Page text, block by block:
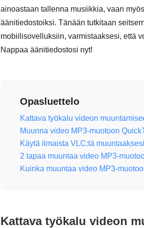
ainoastaan tallenna musiikkia, vaan
äänitiedostoiksi. Tänään tutkitaan
mobiilisovelluksiin, varmistaaksesi, että
Nappaa äänitiedostosi nyt!
Opasluettelo
Kattava työkalu videon
Muunna video MP3-muotoon
Käytä ilmaista VLC:tä
2 tapaa muuntaa video MP3-
Kuinka muuntaa video MP3-
Kattava työkalu videon